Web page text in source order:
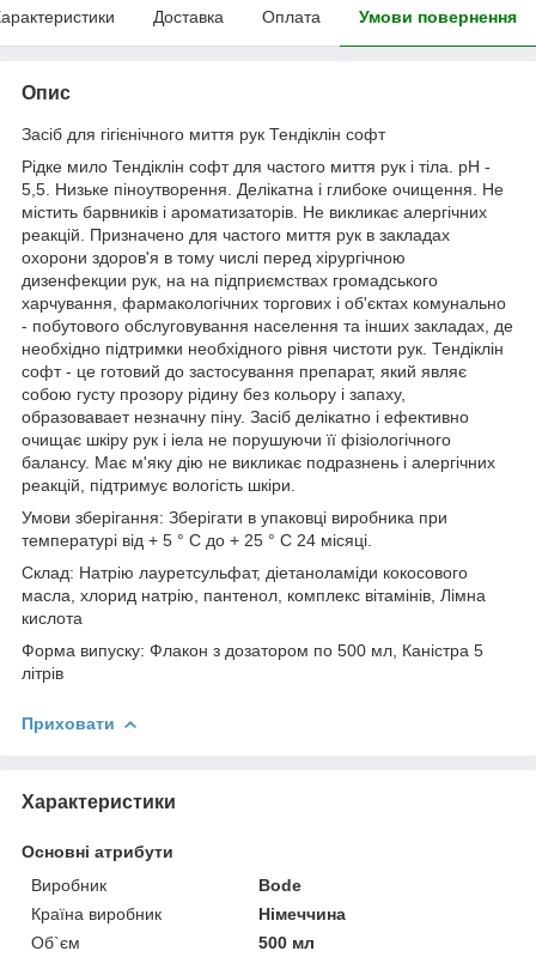
Доставка Оплата Умови повернення
Опис
Засіб для гігієнічного миття рук Тендіклін софт
Рідке мило Тендіклін софт для частого миття рук і тіла. рН -
5,5. Низьке піноутворення. Делікатна і глибоке очищення. Не
містить барвників і ароматизаторів. Не викликає алергічних
реакцій. Призначено для частого миття рук в закладах
охорони здоров'я в тому числі перед хірургічною
дизенфекции рук, на на підприємствах громадського
харчування, фармакологічних торгових і об'єктах комунально
- побутового обслуговування населення та інших закладах, де
необхідно підтримки необхідного рівня чистоти рук. Тендіклін
софт - це готовий до застосування препарат, який являє
собою густу прозору рідину без кольору і запаху,
образовавает незначну піну. Засіб делікатно і ефективно
очищає шкіру рук і іела не порушуючи її фізіологічного
балансу. Має м'яку дію не викликає подразнень і алергічних
реакцій, підтримує вологість шкіри.
Умови зберігання: Зберігати в упаковці виробника при
температурі від + 5 ° С до + 25 ° С 24 місяці.
Склад: Натрію лауретсульфат, діетаноламіди кокосового
масла, хлорид натрію, пантенол, комплекс вітамінів, Лімна
кислота
Форма випуску: Флакон з дозатором по 500 мл, Каністра 5
літрів
Приховати
Характеристики
Основні атрибути
Виробник
Bode
Країна виробник
Німеччина
Об`єм
500 мл